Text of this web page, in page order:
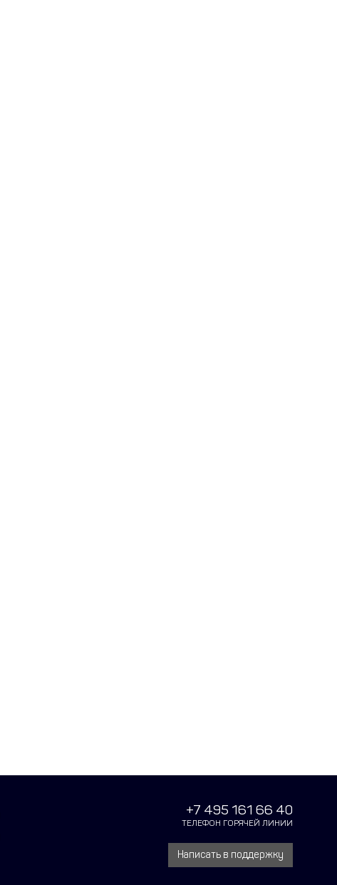
+7 495 161 66 40
ТЕЛЕФОН ГОРЯЧЕЙ ЛИНИИ
Написать в поддержку